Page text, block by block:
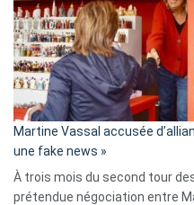
Martine Vassal accusée
une fake news »
À trois mois du second tour
prétendue négociation entre